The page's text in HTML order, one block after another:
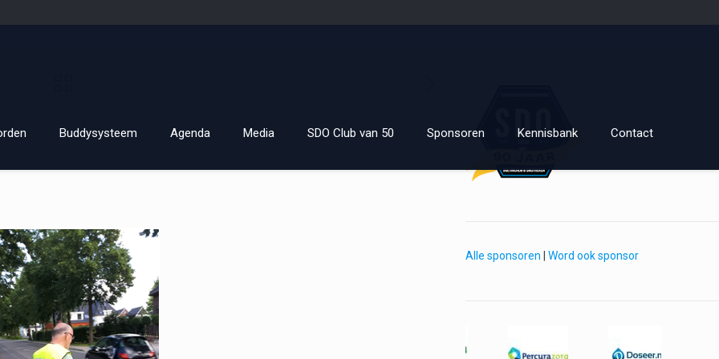
Buddysysteem Agenda Media SDO Club van 50 Sponsoren Kennisbank Contact
Alle sponsoren Word ook sponsor